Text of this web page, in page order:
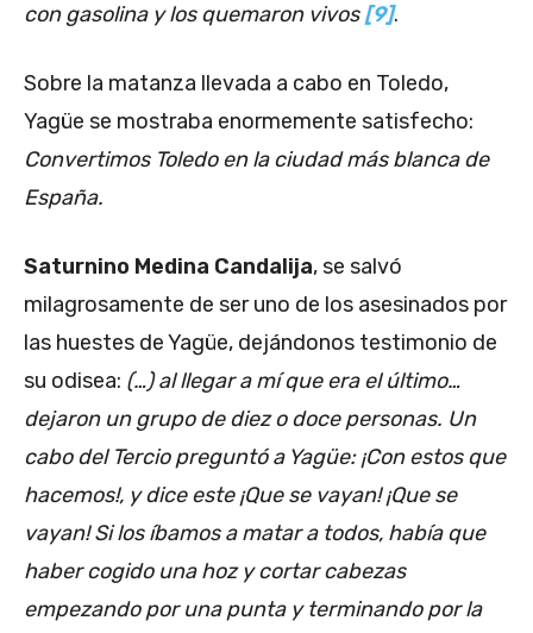
con gasolina y los quemaron vivos[9].
Sobre la matanza llevada a cabo en Toledo,
Yagüe se mostraba enormemente satisfecho:
Convertimos Toledo en la ciudad más blanca de
España.
Saturnino Medina Candalija, se salvó
milagrosamente de ser uno de los asesinados por
las huestes de Yagüe, dejándonos testimonio de
su odisea: (…) al llegar a mí que era el último…
dejaron un grupo de diez o doce personas. Un
cabo del Tercio preguntó a Yagüe: ¡Con estos que
hacemos!, y dice este ¡Que se vayan! ¡Que se
vayan! Si los íbamos a matar a todos, había que
haber cogido una hoz y cortar cabezas
empezando por una punta y terminando por la